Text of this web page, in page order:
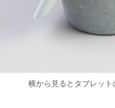
横から見るとタブレッ